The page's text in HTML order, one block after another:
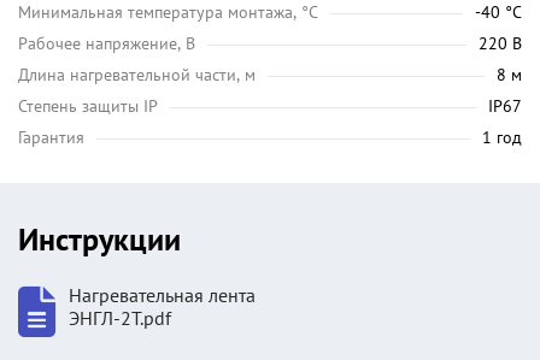
Минимальная температура монтажа, °C
-40 °C
Рабочее напряжение, В
220 В
Длина нагревательной части, м
8 м
Степень защиты IP
IP67
Гарантия
1 год
Инструкции
Нагревательная лента
ЭНГЛ-2Т.pdf